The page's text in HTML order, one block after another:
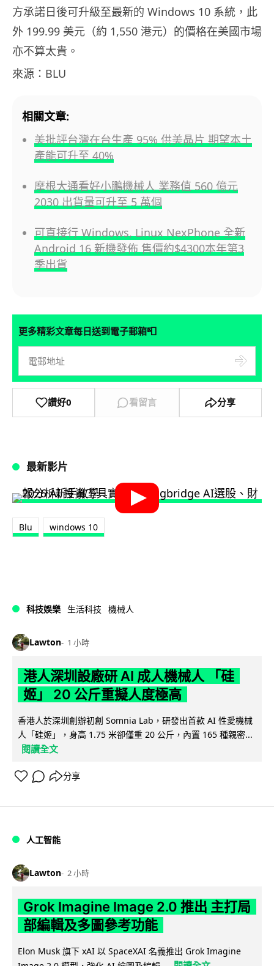
方承諾日後可升級至最新的 Windows 10 系統，此
外 199.99 美元（約 1,550 港元）的價格在美國市場
亦不算太貴。
來源：BLU
相關文章:
美批評台灣在台生產 95% 供美晶片 期望本土
產能可升至 40%
摩根大通看好小鵬機械人 業務值 560 億元
2030 出貨量可升至 5 萬個
可直接行 Windows, Linux NexPhone 全新
Android 16 新機發佈 售價約$4300本年第3
季出貨
更多精彩文章每日送到電子郵箱📮
讚好0 看留言 分享
最新影片
Blu windows 10
科技娛樂 生活科技 機械人
Lawton 1 小時
港人深圳設廠研 AI 成人機械人 「硅
姬」 20 公斤重擬人度極高
香港人於深圳創辦初創 Somnia Lab，研發出首款 AI 性愛機械
人「硅姬」，身高 1.75 米卻僅重 20 公斤，內置 165 種親密...
閱讀全文
分享
人工智能
Lawton 2 小時
Grok Imagine Image 2.0 推出 主打局
部編輯及多圖參考功能
Elon Musk 旗下 xAI 以 SpaceXAI 名義推出 Grok Imagine